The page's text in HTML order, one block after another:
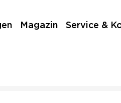
Magazin Service &